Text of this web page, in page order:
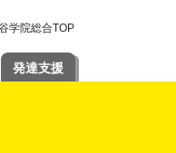
学院総合TOP
発達支援